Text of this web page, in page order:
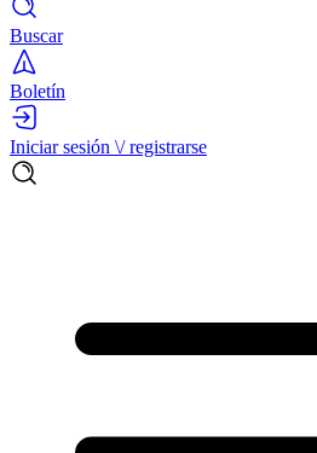
Buscar
Boletín
Iniciar sesión \/ registrarse